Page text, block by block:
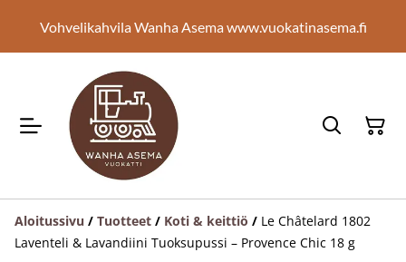
Vohvelikahvila Wanha Asema www.vuokatinasema.fi
Aloitussivu / Tuotteet / Koti & keittiö / Le Châtelard 1802
Laventeli & Lavandiini Tuoksupussi – Provence Chic 18 g